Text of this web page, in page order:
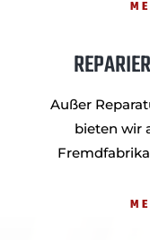
Außer
bieten wir